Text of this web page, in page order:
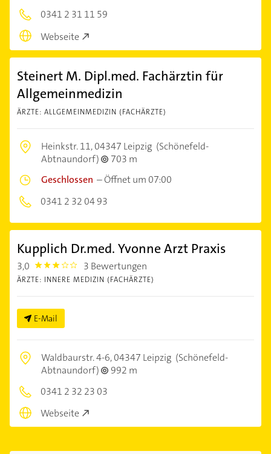
0341 2 31 11 59
Webseite
Steinert M. Dipl.med. Fachärztin für
Allgemeinmedizin
ÄRZTE: ALLGEMEINMEDIZIN (FACHÄRZTE)
Heinkstr. 11,04347 Leipzig (Schönefeld-
Abtnaundorf)
703 m
Geschlossen –Öffnet um 07:00
0341 2 32 04 93
Kupplich Dr.med. Yvonne Arzt Praxis
3,0 3.0 3 Bewertungen
ÄRZTE: INNERE MEDIZIN (FACHÄRZTE)
E-Mail
Waldbaurstr. 4-6,04347 Leipzig (Schönefeld-
Abtnaundorf)
992 m
0341 2 32 23 03
Webseite